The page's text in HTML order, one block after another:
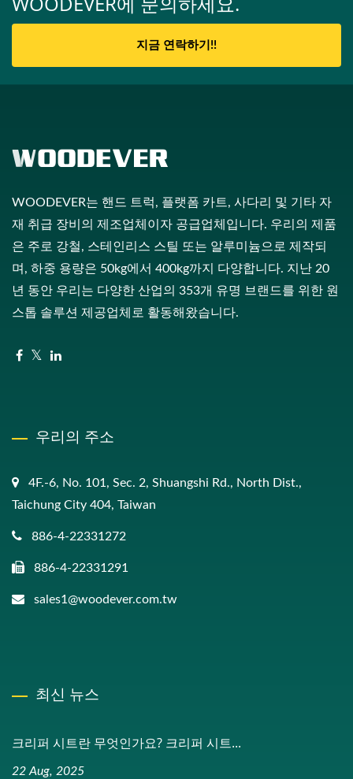
지금 연락하기!!
WOODEVER는 핸드 트럭, 플랫폼 카트, 사다리 및 기타 자
재 취급 장비의 제조업체이자 공급업체입니다. 우리의 제품
은 주로 강철, 스테인리스 스틸 또는 알루미늄으로 제작되
며, 하중 용량은 50kg에서 400kg까지 다양합니다. 지난 20
년 동안 우리는 다양한 산업의 353개 유명 브랜드를 위한 원
스톱 솔루션 제공업체로 활동해왔습니다.
우리의 주소
4F.-6, No. 101, Sec. 2, Shuangshi Rd., North Dist.,
Taichung City 404, Taiwan
886-4-22331272
886-4-22331291
sales1@woodever.com.tw
최신 뉴스
크리퍼 시트란 무엇인가요? 크리퍼 시트...
22 Aug, 2025